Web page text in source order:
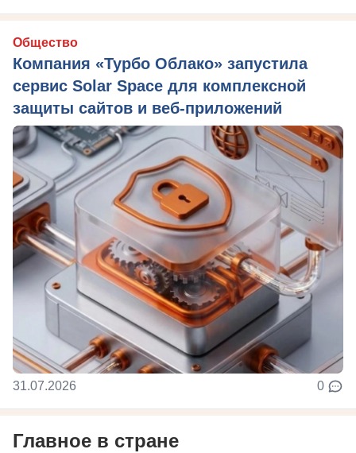
Общество
Компания «Турбо Облако» запустила
сервис Solar Space для комплексной
защиты сайтов и веб-приложений
31.07.2026 0
Главное в стране